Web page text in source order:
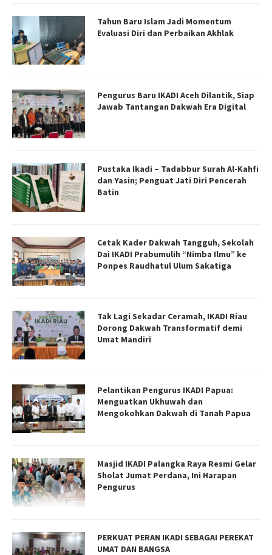
Tahun Baru Islam Jadi Momentum
Evaluasi Diri dan Perbaikan Akhlak
Pengurus Baru IKADI Aceh Dilantik, Siap
Jawab Tantangan Dakwah Era Digital
Pustaka Ikadi – Tadabbur Surah Al-Kahfi
dan Yasin; Penguat Jati Diri Pencerah
Batin
Cetak Kader Dakwah Tangguh, Sekolah
Dai IKADI Prabumulih “Nimba Ilmu” ke
Ponpes Raudhatul Ulum Sakatiga
Tak Lagi Sekadar Ceramah, IKADI Riau
Dorong Dakwah Transformatif demi
Umat Mandiri
Pelantikan Pengurus IKADI Papua:
Menguatkan Ukhuwah dan
Mengokohkan Dakwah di Tanah Papua
Masjid IKADI Palangka Raya Resmi Gelar
Sholat Jumat Perdana, Ini Harapan
Pengurus
PERKUAT PERAN IKADI SEBAGAI PEREKAT
UMAT DAN BANGSA